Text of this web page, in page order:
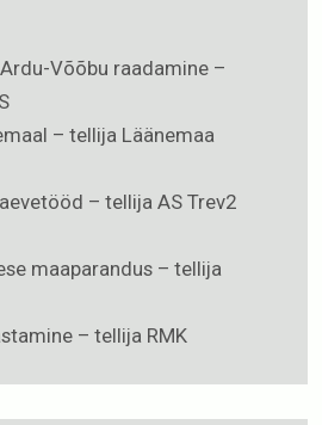
Võõbu raadamine –
– tellija Läänemaa
– tellija AS Trev2
maaparandus – tellija
– tellija RMK